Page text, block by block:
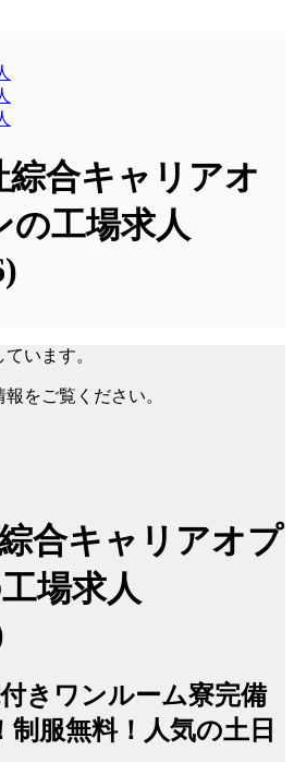
綜合キャリアオ
の工場求人
います。
をご覧ください。
合キャリアオプ
場求人
付きワンルーム寮完備
服無料！人気の土日